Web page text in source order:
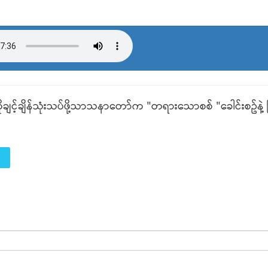
းသပ်ဖို့သာသနာတော်က "တရားသောစစ် "ခေါင်းစဥ်နဲ့ ပြ